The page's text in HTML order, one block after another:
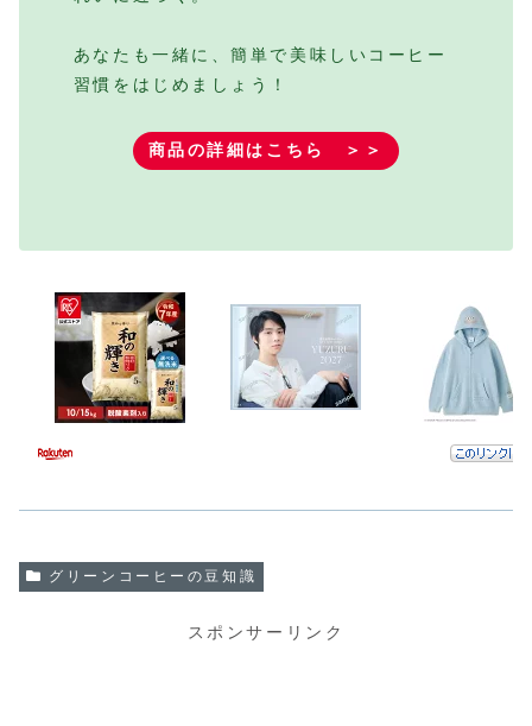
あなたも一緒に、簡単で美味しいコーヒー
習慣をはじめましょう！
商品の詳細はこちら ＞＞
グリーンコーヒーの豆知識
スポンサーリンク